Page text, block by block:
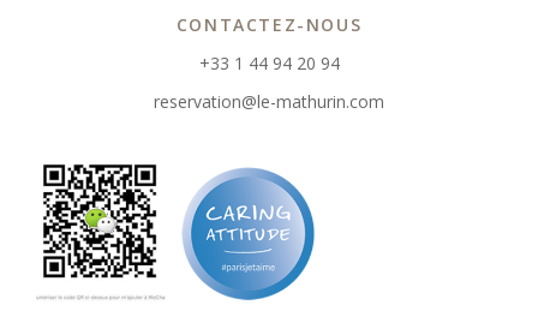
CONTACTEZ-NOUS
+33 1 44 94 20 94
reservation@le-mathurin.com